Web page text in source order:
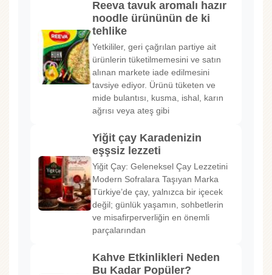
Reeva tavuk aromalı hazır
noodle ürününün de ki
tehlike
Yetkililer, geri çağrılan partiye ait
ürünlerin tüketilmemesini ve satın
alınan markete iade edilmesini
tavsiye ediyor. Ürünü tüketen ve
mide bulantısı, kusma, ishal, karın
ağrısı veya ateş gibi
Yiğit çay Karadenizin
eşşsiz lezzeti
Yiğit Çay: Geleneksel Çay Lezzetini
Modern Sofralara Taşıyan Marka
Türkiye’de çay, yalnızca bir içecek
değil; günlük yaşamın, sohbetlerin
ve misafirperverliğin en önemli
parçalarından
Kahve Etkinlikleri Neden
Bu Kadar Popüler?